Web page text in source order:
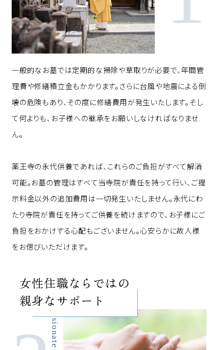
一般的なお墓では定期的な掃除や草取りが必要で、年間管
理費や修繕積立金もかかります。さらに台風や地震による倒
壊の危険もあり、その度に修繕費用が発生いたします。そし
て何よりも、お子様への継承をお願いしなければなりませ
ん。
薬王寺の永代供養であれば、これらのご負担がすべて解消
可能。お墓の管理はすべて当寺院が責任を持って行い、ご提
示料金以外の追加費用は一切発生いたしません。永代にわ
たり寺院が責任を持ってご供養を続けますので、お子様にご
負担をおかけする心配もございません。心安らかに故人様
をお偲びいただけます。
女性住職ならではの
親身なサポート